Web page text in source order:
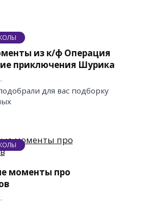
из к/ф Операция
приключения Шурика
для вас подборку
моменты про